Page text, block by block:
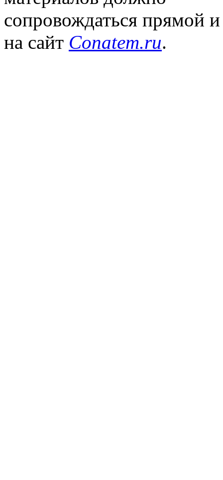
сопровождаться прямой
на сайт Conatem.ru.